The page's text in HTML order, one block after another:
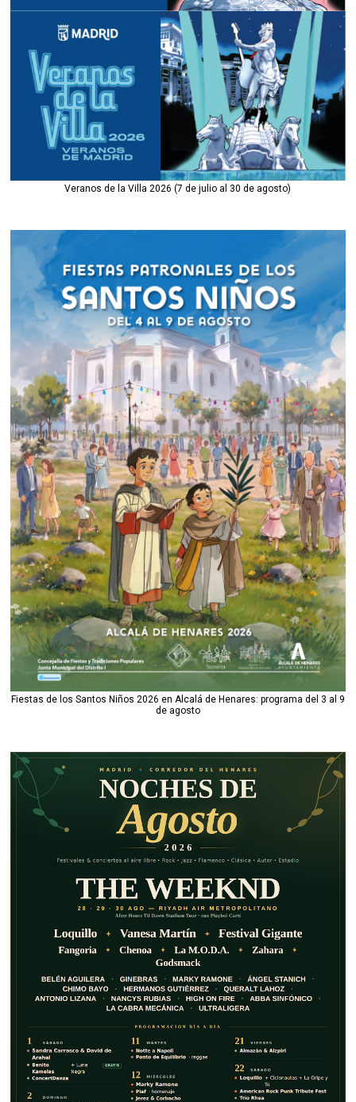
Veranos de la Villa 2026 (7 de julio al 30 de agosto)
Fiestas de los Santos Niños 2026 en Alcalá de Henares: programa del 3 al 9
de agosto